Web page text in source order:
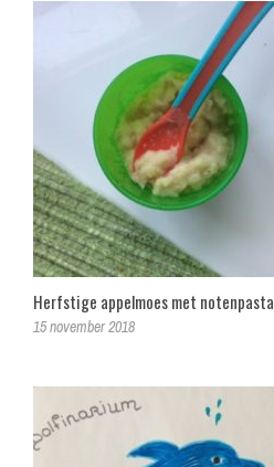
Herfstige appelmoes met notenpasta
15 november 2018